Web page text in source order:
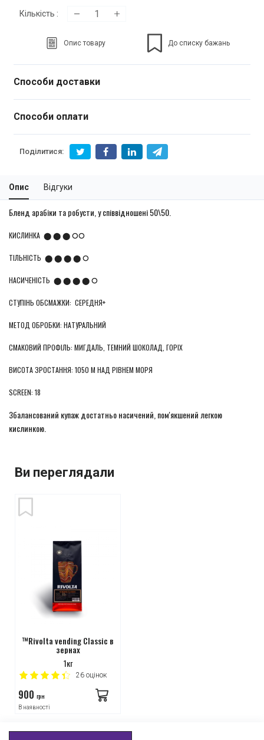
Кількість :
Опис товару До списку бажань
Способи доставки
Способи оплати
Поділитися:
Опис Відгуки
Бленд арабіки та робусти, у співвідношені 50\50.
КИСЛИНКА ⬤ ⬤ ⬤ ⭘⭘
ТІЛЬНІСТЬ ⬤ ⬤ ⬤ ⬤ ⭘
НАСИЧЕНІСТЬ ⬤ ⬤ ⬤ ⬤ ⭘
СТУПІНЬ ОБСМАЖКИ: СЕРЕДНЯ+
МЕТОД ОБРОБКИ: НАТУРАЛЬНИЙ
СМАКОВИЙ ПРОФІЛЬ: МИГДАЛЬ, ТЕМНИЙ ШОКОЛАД, ГОРІХ
ВИСОТА ЗРОСТАННЯ: 1050 М НАД РІВНЕМ МОРЯ
SCREEN: 18
Збалансований купаж достатньо насичений, пом'якшений легкою
кислинкою.
Ви переглядали
™Rivolta vending Classic в
зернах
1кг
26 оцінок
900 грн
В наявності
Головний офіс